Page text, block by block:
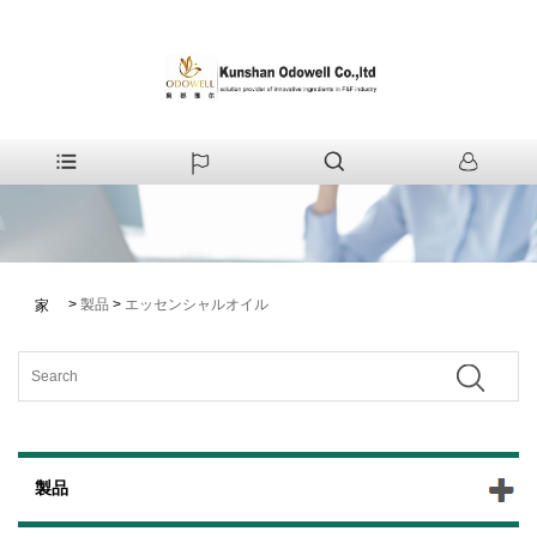
家 > 製品 > エッセンシャルオイル
製品